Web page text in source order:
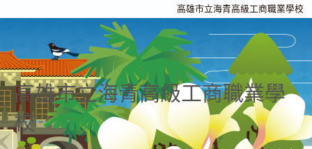
高雄市立海青高級工商職業學校
高雄市立海青高級工商職業學
校